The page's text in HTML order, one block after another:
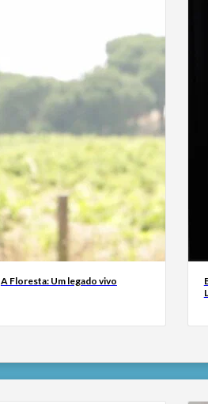
A Floresta: Um legado vivo